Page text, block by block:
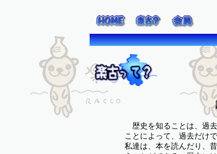
歴史を知ることは、過
ことによって、過去だけ
私達は、本を読んだり、